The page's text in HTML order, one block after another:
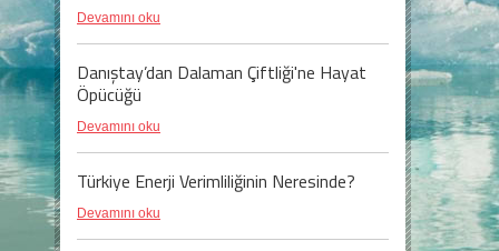
Devamını oku
Danıştay’dan Dalaman Çiftliği'ne Hayat
Öpücüğü
Devamını oku
Türkiye Enerji Verimliliğinin Neresinde?
Devamını oku